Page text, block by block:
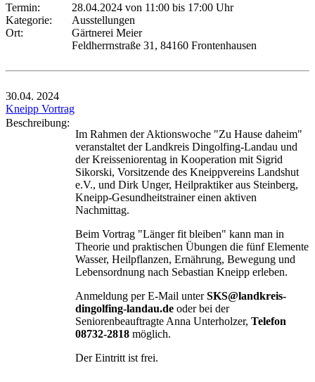
Termin:
28.04.2024 von 11:00 bis 17:00 Uhr
Kategorie:
Ausstellungen
Ort:
Gärtnerei Meier
Feldherrnstraße 31, 84160 Frontenhausen
30.04. 2024
Kneipp Vortrag
Beschreibung:
Im Rahmen der Aktionswoche "Zu Hause daheim"
veranstaltet der Landkreis Dingolfing-Landau und
der Kreisseniorentag in Kooperation mit Sigrid
Sikorski, Vorsitzende des Kneippvereins Landshut
e.V., und Dirk Unger, Heilpraktiker aus Steinberg,
Kneipp-Gesundheitstrainer einen aktiven
Nachmittag.
Beim Vortrag "Länger fit bleiben" kann man in
Theorie und praktischen Übungen die fünf Elemente
Wasser, Heilpflanzen, Ernährung, Bewegung und
Lebensordnung nach Sebastian Kneipp erleben.
Anmeldung per E-Mail unterSKS@landkreis-
dingolfing-landau.de oder bei der
Seniorenbeauftragte Anna Unterholzer, Telefon
08732-2818 möglich.
Der Eintritt ist frei.